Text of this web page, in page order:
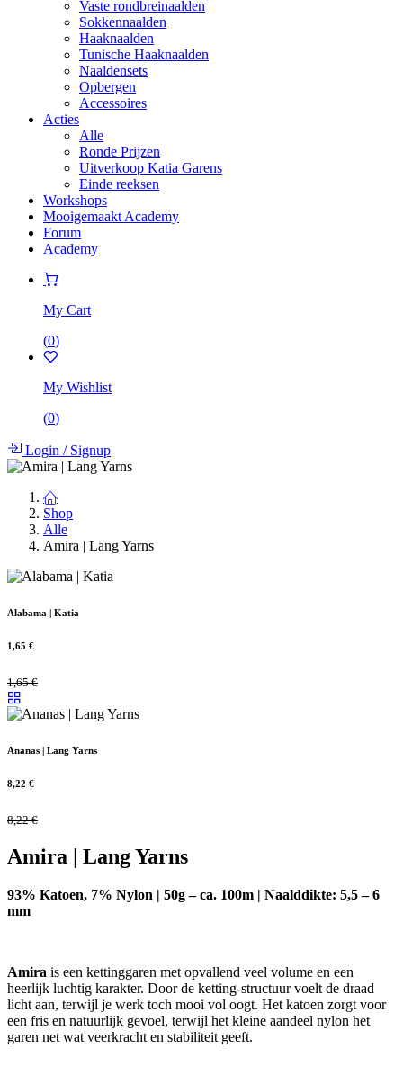
Vaste rondbreinaalden
Sokkennaalden
Haaknaalden
Tunische Haaknaalden
Naaldensets
Opbergen
Accessoires
Acties
Alle
Ronde Prijzen
Uitverkoop Katia Garens
Einde reeksen
Workshops
Mooigemaakt Academy
Forum
Academy
My Cart
(0)
My Wishlist
(0)
Login /Signup
Shop
Alle
Amira | Lang Yarns
Alabama | Katia
1,65 €
1,65€
Ananas | Lang Yarns
8,22 €
8,22€
Amira | Lang Yarns
93% Katoen, 7% Nylon | 50g – ca. 100m | Naalddikte: 5,5 – 6
mm
Amira is een kettinggaren met opvallend veel volume en een
heerlijk luchtig karakter. Door de ketting-structuur voelt de draad
licht aan, terwijl je werk toch mooi vol oogt. Het katoen zorgt voor
een fris en natuurlijk gevoel, terwijl het kleine aandeel nylon het
garen net wat veerkracht en stabiliteit geeft.